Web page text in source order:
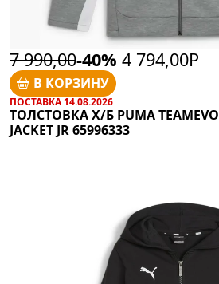
7 990,00-40% 4 794,00Р
В КОРЗИНУ
ПОСТАВКА 14.08.2026
ТОЛСТОВКА Х/Б PUMA
JACKET JR 65996333